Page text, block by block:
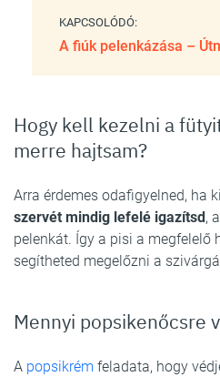
KAPCSOLÓDÓ:
A fiúk pelenkázása –
Hogy kell kezelni a
merre hajtsam?
Arra érdemes odafigyelned, ha
szervét mindig lefelé igazítsd,
pelenkát. Így a pisi a megfelelő
segítheted megelőzni a
Mennyi popsikenőcsre
A popsikrém feladata, hogy